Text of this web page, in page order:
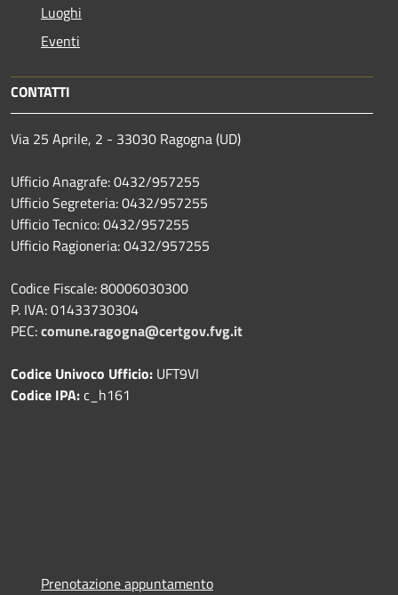
Luoghi
Eventi
CONTATTI
Via 25 Aprile, 2 - 33030 Ragogna (UD)
Ufficio Anagrafe: 0432/957255
Ufficio Segreteria: 0432/957255
Ufficio Tecnico: 0432/957255
Ufficio Ragioneria: 0432/957255
Codice Fiscale: 80006030300
P. IVA: 01433730304
PEC:comune.ragogna@certgov.fvg.it
Codice Univoco Ufficio: UFT9VI
Codice IPA:c_h161
Prenotazione appuntamento